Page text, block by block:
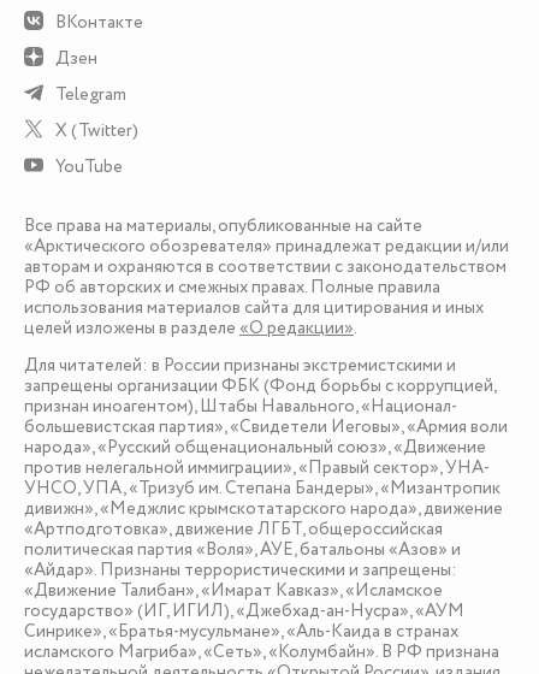
ВКонтакте
Дзен
Telegram
X (Twitter)
YouTube
Все права на материалы, опубликованные на сайте
«Арктического обозревателя» принадлежат редакции и/или
авторам и охраняются в соответствии с законодательством
РФ об авторских и смежных правах. Полные правила
использования материалов сайта для цитирования и иных
целей изложены в разделе «О редакции».
Для читателей: в России признаны экстремистскими и
запрещены организации ФБК (Фонд борьбы с коррупцией,
признан иноагентом), Штабы Навального, «Национал-
большевистская партия», «Свидетели Иеговы», «Армия воли
народа», «Русский общенациональный союз», «Движение
против нелегальной иммиграции», «Правый сектор», УНА-
УНСО, УПА, «Тризуб им. Степана Бандеры», «Мизантропик
дивижн», «Меджлис крымскотатарского народа», движение
«Артподготовка», движение ЛГБТ, общероссийская
политическая партия «Воля», АУЕ, батальоны «Азов» и
«Айдар». Признаны террористическими и запрещены:
«Движение Талибан», «Имарат Кавказ», «Исламское
государство» (ИГ, ИГИЛ), «Джебхад-ан-Нусра», «АУМ
Синрике», «Братья-мусульмане», «Аль-Каида в странах
исламского Магриба», «Сеть», «Колумбайн». В РФ признана